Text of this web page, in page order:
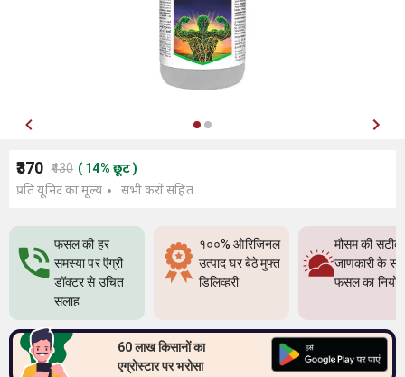
₹370 ₹430 ( 14% छूट)
प्रति यूनिट का मूल्य
सभी करों सहित
फसल की हर
समस्या पर ऍग्री
डॉक्टर से उचित
सलाह
१००% ओरिजिनल
उत्पाद घर बेठे मुफ्त
डिलिव्हरी
मौसम की सटीक
जाणकारी के
फसल का
60 लाख किसानों का
एग्रोस्टार पर भरोसा